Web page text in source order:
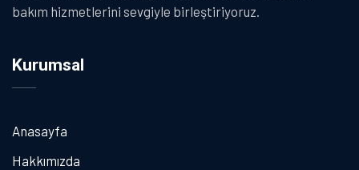
bakım hizmetlerini sevgiyle birleştiriyoruz.
Kurumsal
Anasayfa
Hakkımızda